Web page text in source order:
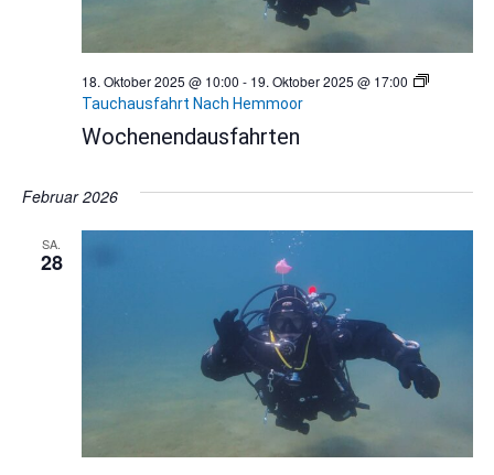
Wochenendausfahrten
18. Oktober 2025 @ 10:00 - 19. Oktober 2025 @ 17:00
Tauchausfahrt Nach Hemmoor
Februar 2026
SA.
28